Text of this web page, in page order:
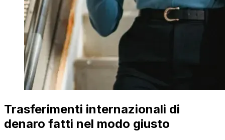
Trasferimenti internazionali di
denaro fatti nel modo giusto